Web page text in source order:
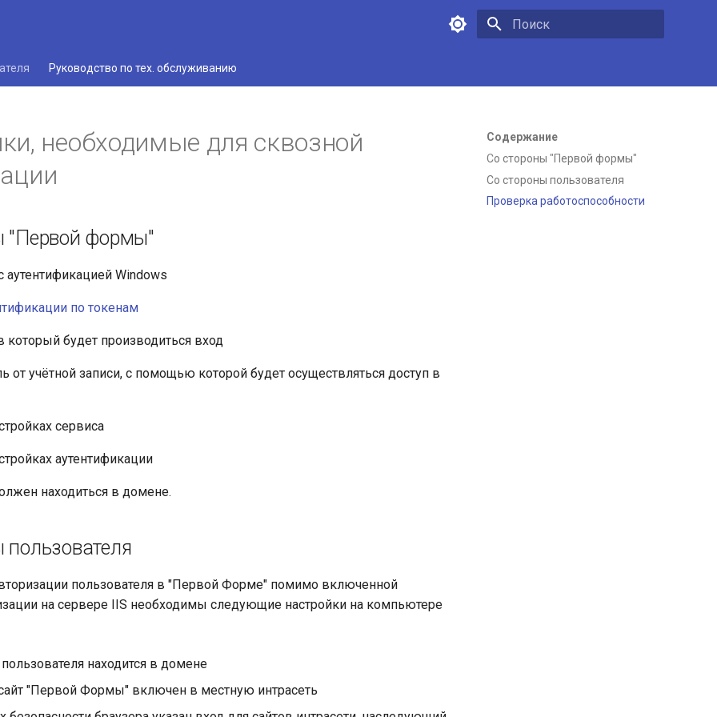
Руководство по тех. обслуживанию
Содержание
Со стороны "Первой формы"
Со стороны пользователя
Проверка работоспособности
необходимые для сквозной
"Первой формы"
Windows
по токенам
будет производиться вход
от учётной записи, с помощью которой будет осуществляться доступ в
сервиса
аутентификации
находиться в домене.
пользователя
пользователя в "Первой Форме" помимо включенной
на сервере IIS необходимы следующие настройки на компьютере
находится в домене
"Первой Формы" включен в местную интрасеть